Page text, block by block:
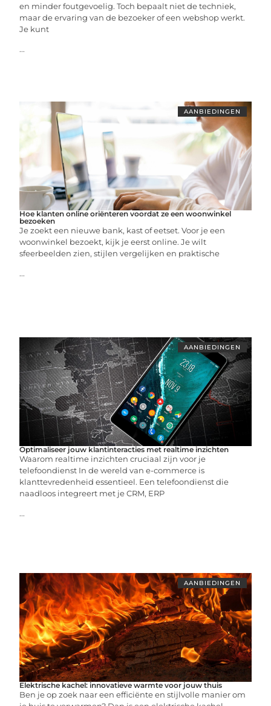
en minder foutgevoelig. Toch bepaalt niet de techniek,
maar de ervaring van de bezoeker of een webshop werkt.
Je kunt
...
AANBIEDINGEN
Hoe klanten online oriënteren voordat ze een woonwinkel
bezoeken
Je zoekt een nieuwe bank, kast of eetset. Voor je een
woonwinkel bezoekt, kijk je eerst online. Je wilt
sfeerbeelden zien, stijlen vergelijken en praktische
...
AANBIEDINGEN
Optimaliseer jouw klantinteracties met realtime inzichten
Waarom realtime inzichten cruciaal zijn voor je
telefoondienst In de wereld van e-commerce is
klanttevredenheid essentieel. Een telefoondienst die
naadloos integreert met je CRM, ERP
...
AANBIEDINGEN
Elektrische kachel: innovatieve warmte voor jouw thuis
Ben je op zoek naar een efficiënte en stijlvolle manier om